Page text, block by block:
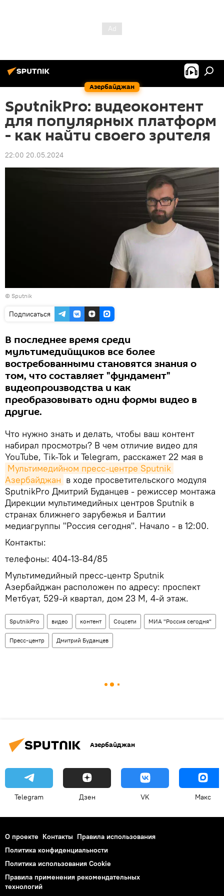
Азербайджан
SputnikPro: видеоконтент
для популярных платформ
- как найти своего зрителя
22:00 20.05.2024
© Sputnik
Подписаться
В последнее время среди
мультимедийщиков все более
востребованными становятся знания о
том, что составляет "фундамент"
видеопроизводства и как
преобразовывать одни формы видео в
другие.
Что нужно знать и делать, чтобы ваш контент
набирал просмотры? В чем отличие видео для
YouTube, Tik-Tok и Telegram, расскажет 22 мая в
Мультимедийном пресс-центре Sputnik
Азербайджан в ходе просветительского модуля
SputnikPro Дмитрий Буданцев - режиссер монтажа
Дирекции мультимедийных центров Sputnik в
странах ближнего зарубежья и Балтии
медиагруппы "Россия сегодня". Начало - в 12:00.
Контакты:
телефоны: 404-13-84/85
Мультимедийный пресс-центр Sputnik
Азербайджан расположен по адресу: проспект
Метбуат, 529-й квартал, дом 23 М, 4-й этаж.
SputnikPro видео контент Соцсети МИА "Россия сегодня"
Пресс-центр Дмитрий Буданцев
Азербайджан
Telegram Дзен VK Макс
О проекте Контакты Правила использования
Политика конфиденциальности
Политика использования Cookie
Правила применения рекомендательных
технологий